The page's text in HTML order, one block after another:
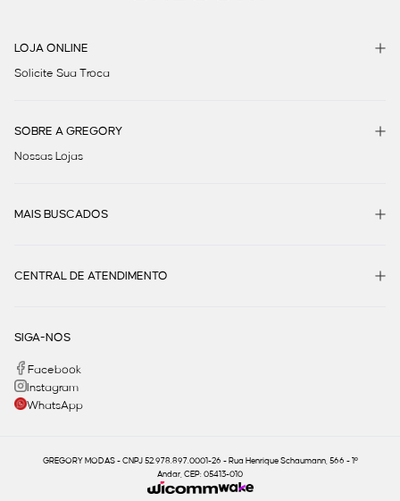
LOJA ONLINE
Solicite Sua Troca
SOBRE A GREGORY
Nossas Lojas
MAIS BUSCADOS
CENTRAL DE ATENDIMENTO
SIGA-NOS
Facebook
Instagram
WhatsApp
GREGORY MODAS - CNPJ 52.978.897.0001-26 - Rua Henrique Schaumann, 566 - 1º
Andar, CEP: 05413-010